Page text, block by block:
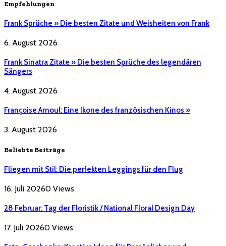
Empfehlungen
Frank Sprüche » Die besten Zitate und Weisheiten von Frank
6. August 2026
Frank Sinatra Zitate » Die besten Sprüche des legendären
Sängers
4. August 2026
Françoise Arnoul: Eine Ikone des französischen Kinos »
3. August 2026
Beliebte Beiträge
Fliegen mit Stil: Die perfekten Leggings für den Flug
16. Juli 20260 Views
28 Februar: Tag der Floristik / National Floral Design Day
17. Juli 20260 Views